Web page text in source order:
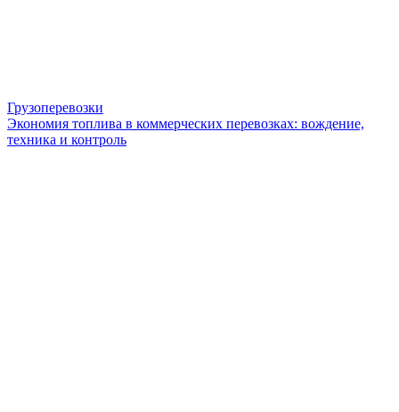
Грузоперевозки
Экономия топлива в коммерческих перевозках: вождение,
техника и контроль